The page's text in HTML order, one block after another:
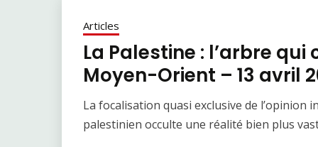
Articles
La Palestine : l’arbre
Moyen-Orient – 13 avril
La focalisation quasi exclusive de
palestinien occulte une réalité bien plus